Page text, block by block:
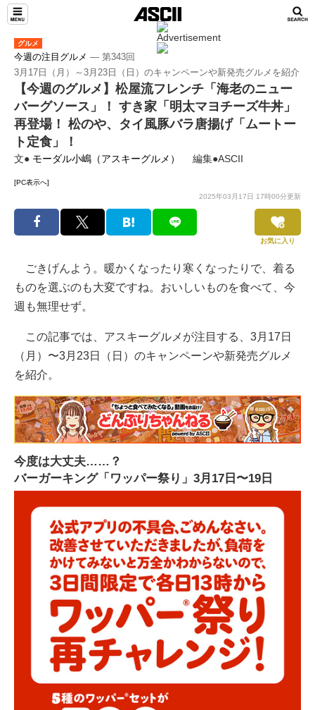
グルメ
今週の注目グルメ ― 第343回
3月17日（月）～3月23日（日）のキャンペーンや新発売グルメを紹介
【今週のグルメ】松屋流フレンチ「海老のニュー
バーグソース」！ すき家「明太マヨチーズ牛丼」
再登場！ 松のや、タイ風豚バラ唐揚げ「ムートー
ト定食」！
文● モーダル小嶋（アスキーグルメ） 編集●ASCII
[PC表示へ]
2025年03月17日 17時00分更新
お気に入り
ごきげんよう。暖かくなったり寒くなったりで、着る
ものを選ぶのも大変ですね。おいしいものを食べて、今
週も無理せず。
この記事では、アスキーグルメが注目する、3月17日
（月）〜3月23日（日）のキャンペーンや新発売グルメ
を紹介。
今度は大丈夫……？
バーガーキング「ワッパー祭り」3月17日〜19日